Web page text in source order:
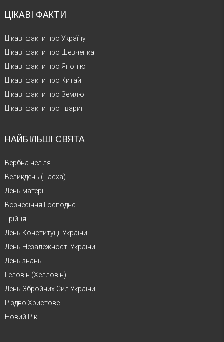
ЦІКАВІ ФАКТИ
Цікаві факти про Україну
Цікаві факти про Шевченка
Цікаві факти про Японію
Цікаві факти про Китай
Цікаві факти про Землю
Цікаві факти про тварин
НАЙБІЛЬШІ СВЯТА
Вербна неділя
Великдень (Пасха)
День матері
Вознесіння Господнє
Трійця
День Конституції України
День Незалежності України
День знань
Геловін (Хелловін)
День Збройних Сил України
Різдво Христове
Новий Рік